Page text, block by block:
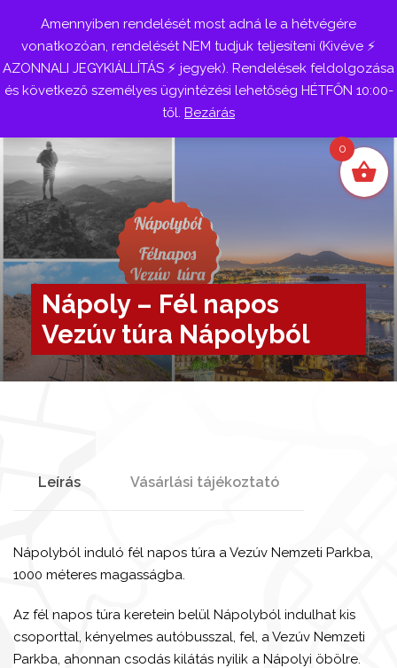
Belépés
Nápoly – Fél napos
Vezúv túra Nápolyból
Leírás Vásárlási tájékoztató
Nápolyból induló fél napos túra a Vezúv Nemzeti Parkba,
1000 méteres magasságba.
Az fél napos túra keretein belül Nápolyból indulhat kis
csoporttal, kényelmes autóbusszal, fel, a Vezúv Nemzeti
Parkba, ahonnan csodás kilátás nyilik a Nápolyi öbölre.
Amennyiben rendelését most adná le a hétvégére
vonatkozóan, rendelését NEM tudjuk teljesíteni (Kivéve ⚡
AZONNALI JEGYKIÁLLÍTÁS ⚡ jegyek). Rendelések feldolgozása
és következő személyes ügyintézési lehetőség HÉTFŐN 10:00-
től. Bezárás
0